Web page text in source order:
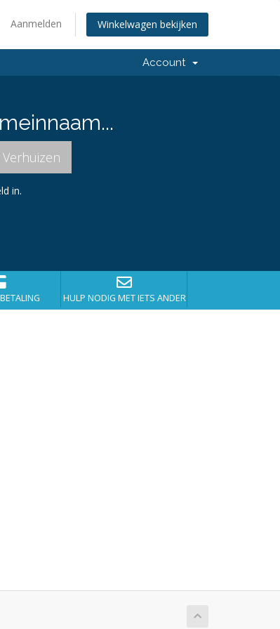
Aanmelden Winkelwagen bekijken
Account
in.
HULP NODIG MET IETS ANDERS?